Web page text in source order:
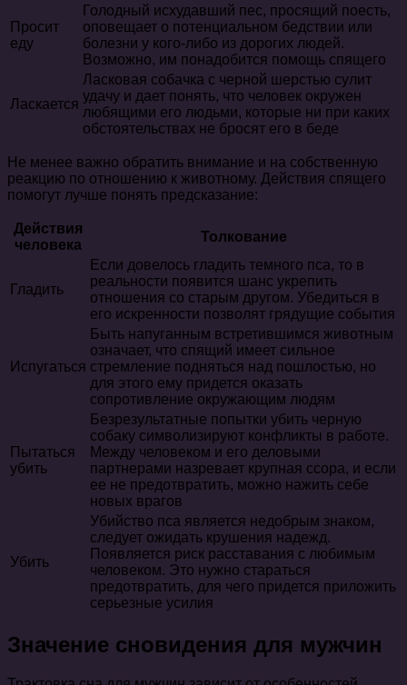
Просит
еду
Голодный исхудавший пес, просящий поесть,
оповещает о потенциальном бедствии или
болезни у кого-либо из дорогих людей.
Возможно, им понадобится помощь спящего
Ласкается
Ласковая собачка с черной шерстью сулит
удачу и дает понять, что человек окружен
любящими его людьми, которые ни при каких
обстоятельствах не бросят его в беде
Не менее важно обратить внимание и на собственную
реакцию по отношению к животному. Действия спящего
помогут лучше понять предсказание:
Действия
человека
Толкование
Гладить
Если довелось гладить темного пса, то в
реальности появится шанс укрепить
отношения со старым другом. Убедиться в
его искренности позволят грядущие события
Испугаться
Быть напуганным встретившимся животным
означает, что спящий имеет сильное
стремление подняться над пошлостью, но
для этого ему придется оказать
сопротивление окружающим людям
Пытаться
убить
Безрезультатные попытки убить черную
собаку символизируют конфликты в работе.
Между человеком и его деловыми
партнерами назревает крупная ссора, и если
ее не предотвратить, можно нажить себе
новых врагов
Убить
Убийство пса является недобрым знаком,
следует ожидать крушения надежд.
Появляется риск расставания с любимым
человеком. Это нужно стараться
предотвратить, для чего придется приложить
серьезные усилия
Значение сновидения для мужчин